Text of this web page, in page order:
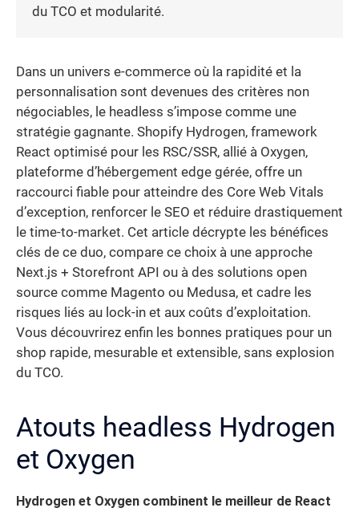
du TCO et modularité.
Dans un univers e-commerce où la rapidité et la
personnalisation sont devenues des critères non
négociables, le headless s’impose comme une
stratégie gagnante. Shopify Hydrogen, framework
React optimisé pour les RSC/SSR, allié à Oxygen,
plateforme d’hébergement edge gérée, offre un
raccourci fiable pour atteindre des Core Web Vitals
d’exception, renforcer le SEO et réduire drastiquement
le time-to-market. Cet article décrypte les bénéfices
clés de ce duo, compare ce choix à une approche
Next.js + Storefront API ou à des solutions open
source comme Magento ou Medusa, et cadre les
risques liés au lock-in et aux coûts d’exploitation.
Vous découvrirez enfin les bonnes pratiques pour un
shop rapide, mesurable et extensible, sans explosion
du TCO.
Atouts headless Hydrogen
et Oxygen
Hydrogen et Oxygen combinent le meilleur de React